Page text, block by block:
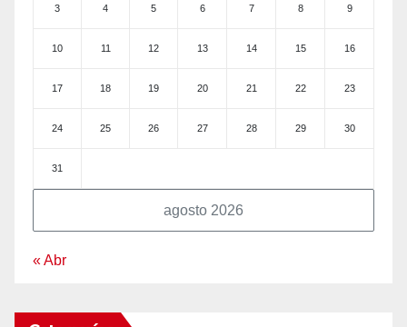
agosto 2026
3 4 5 6 7 8 9
10 11 12 13 14 15 16
17 18 19 20 21 22 23
24 25 26 27 28 29 30
31
« Abr